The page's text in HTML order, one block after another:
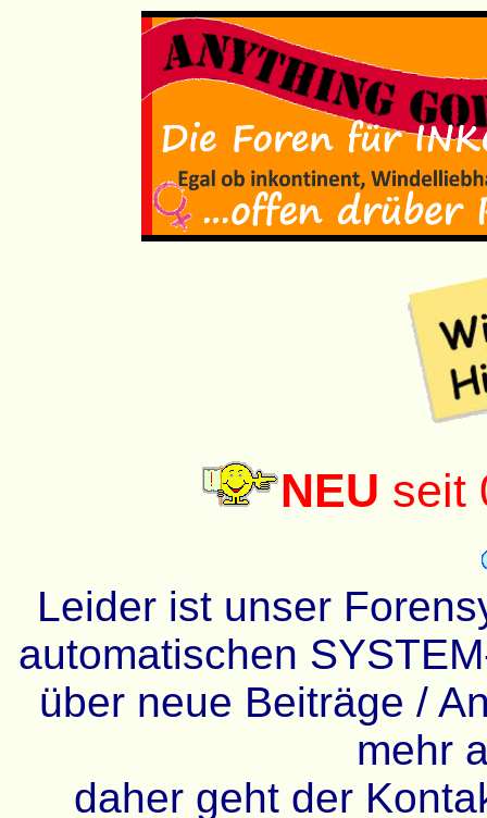
NEU seit
Leider ist unser
automatischen
über neue Beiträge /
mehr
daher geht der